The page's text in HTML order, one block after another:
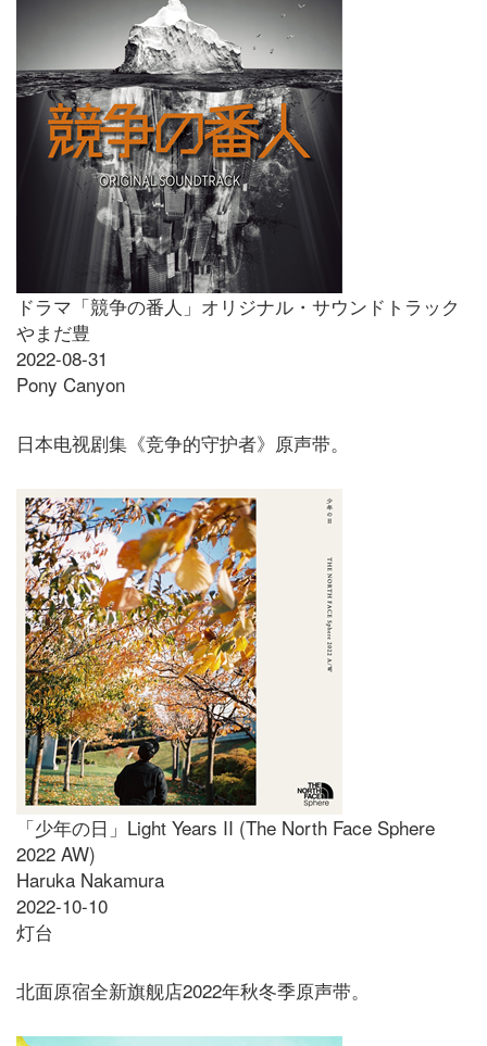
ドラマ「競争の番人」オリジナル・サウンドトラック
やまだ豊
2022-08-31
Pony Canyon
日本电视剧集《竞争的守护者》原声带。
「少年の日」Light Years II (The North Face Sphere
2022 AW)
Haruka Nakamura
2022-10-10
灯台
北面原宿全新旗舰店2022年秋冬季原声带。